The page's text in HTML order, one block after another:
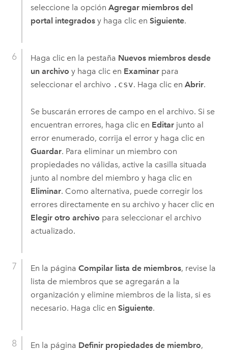
seleccione la opción Agregar miembros del
portal integradosy haga clic en Siguiente.
Haga clic en la pestaña Nuevos miembros desde
un archivo y haga clic en Examinarpara
seleccionar el archivo .csv. Haga clic en Abrir.
Se buscarán errores de campo en el archivo. Si se
encuentran errores, haga clic en Editarjunto al
error enumerado, corrija el error y haga clic en
Guardar. Para eliminar un miembro con
propiedades no válidas, active la casilla situada
junto al nombre del miembro y haga clic en
Eliminar. Como alternativa, puede corregir los
errores directamente en su archivo y hacer clic en
Elegir otro archivo para seleccionar el archivo
actualizado.
En la página Compilar lista de miembros, revise la
lista de miembros que se agregarán a la
organización y elimine miembros de la lista, si es
necesario. Haga clic en Siguiente.
En la página Definir propiedades de miembro,